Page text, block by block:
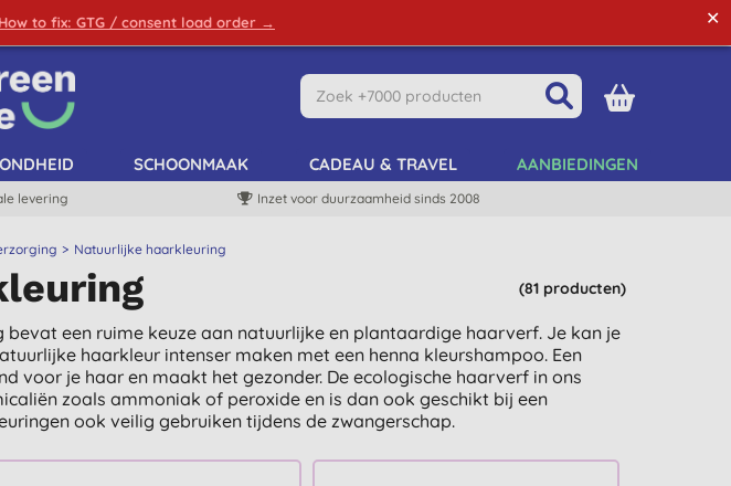
How to fix: GTG / consent load order → ✕
SCHOONMAAK CADEAU & TRAVEL AANBIEDINGEN
levering Inzet voor duurzaamheid sinds 2008
Natuurlijke haarkleuring
(81 producten)
een ruime keuze aan natuurlijke en plantaardige haarverf. Je kan je
haarkleur intenser maken met een henna kleurshampoo. Een
voor je haar en maakt het gezonder. De ecologische haarverf in ons
zoals ammoniak of peroxide en is dan ook geschikt bij een
ook veilig gebruiken tijdens de zwangerschap.